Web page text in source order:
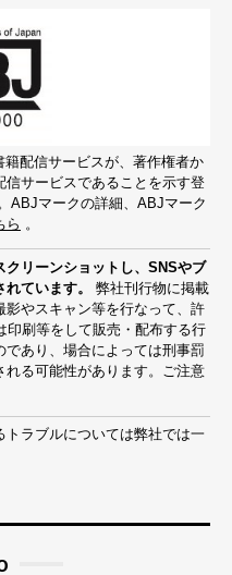
配信サービスが、著作権者か
信サービスであることを示す登
ABJマークの詳細、ABJマーク
ら 。
リーンショットし、SNSやブ
ています。
弊社刊行物に掲載
やスキャン等を行なって、許
印刷等をして販売・配布する行
あり、場合によっては刑事罰
る可能性があります。ご注意
ラブルについては弊社では一